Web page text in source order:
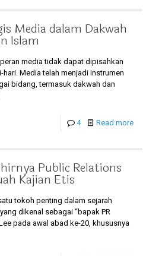
Media dalam Dakwah
Islam
media tidak dapat dipisahkan
Media telah menjadi instrumen
bidang, termasuk dakwah dan
4 Read more
Public Relations
Kajian Etis
tokoh penting dalam sejarah
dikenal sebagai “bapak PR
pada awal abad ke-20, khususnya